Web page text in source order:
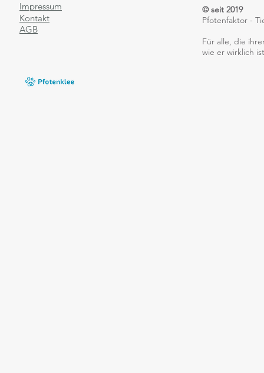
Impressum
Kontakt
AGB
© seit 2019
Pfotenfaktor -
​Für alle, die
wie er wirklich